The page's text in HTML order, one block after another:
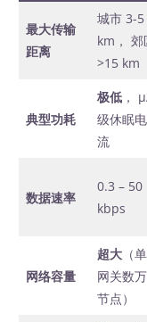
最大传输
距离
城市 3-5
km， 郊
>15 km
典型功耗
极低，
级休眠电
流
数据速率
0.3 – 50
kbps
网络容量
超大（单
网关数万
节点）